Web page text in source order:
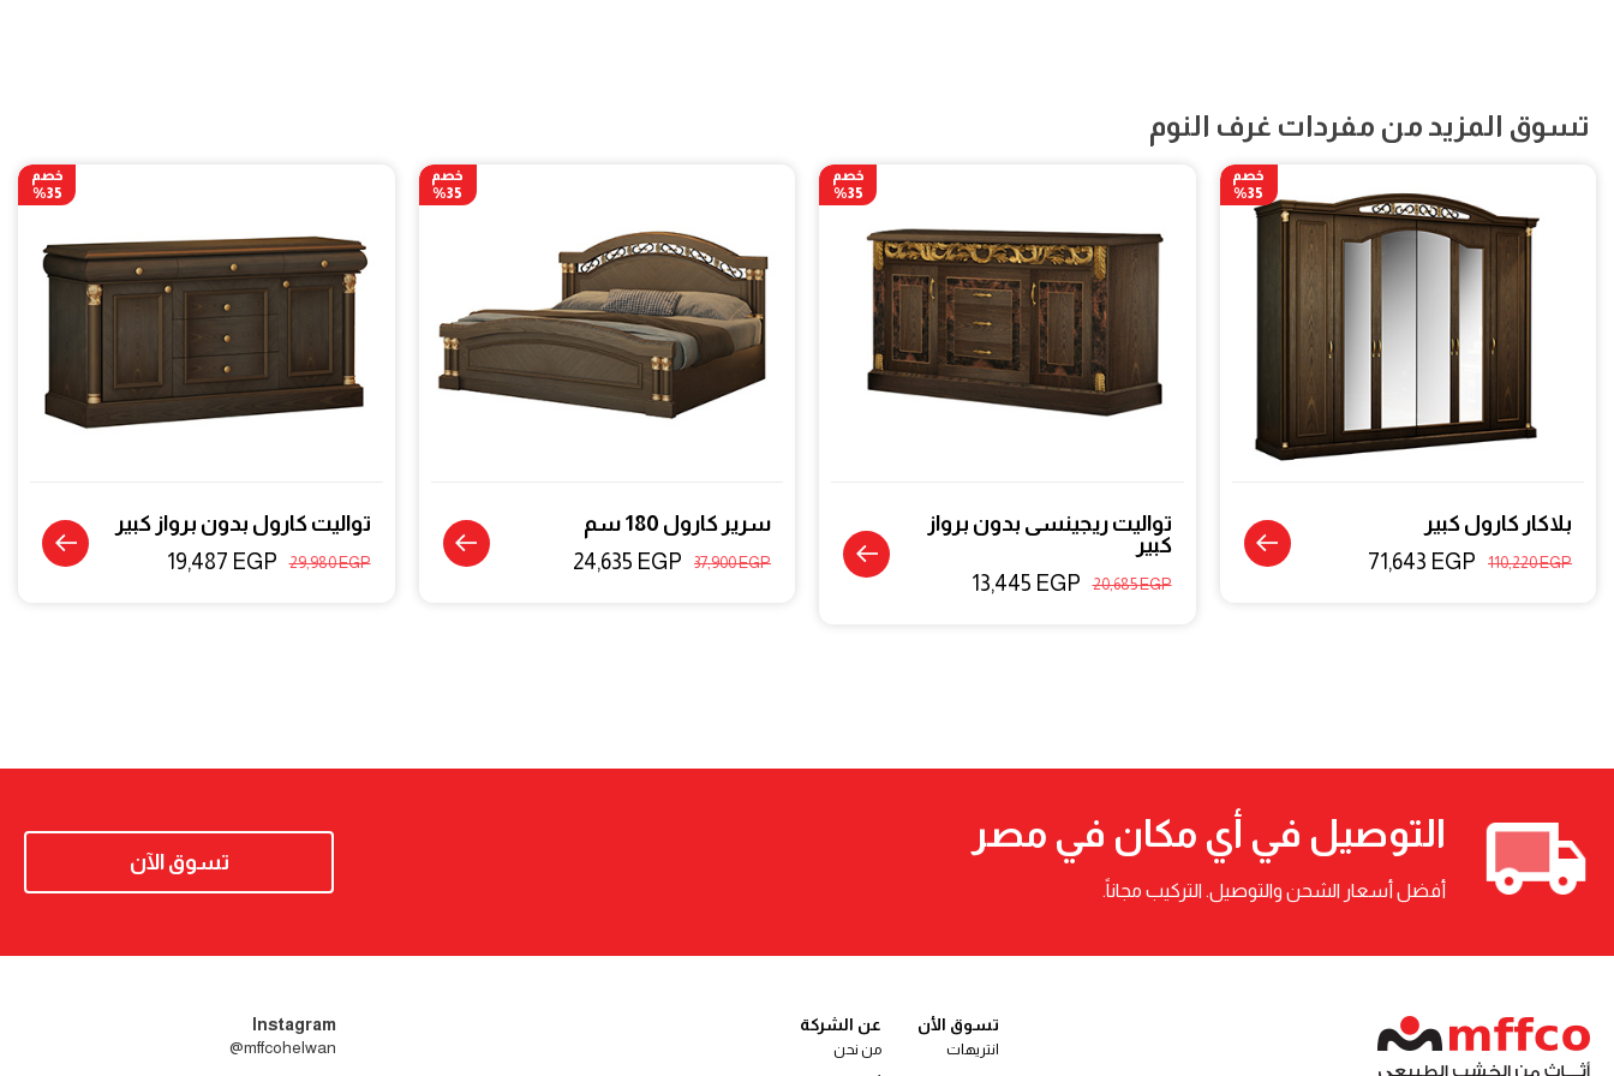
تسوق المزيد من مفردات غرف النوم
بلاكار كارول كبير
110,220EGP
71,643 EGP
خصم
35%
تواليت ريجينسى بدون برواز
كبير
20,685EGP
13,445 EGP
خصم
35%
سرير كارول 180 سم
37,900EGP
24,635 EGP
خصم
35%
تواليت كارول بدون برواز كبير
29,980EGP
19,487 EGP
خصم
35%
التوصيل في أي مكان في مصر
أفضل أسعار الشحن والتوصيل. التركيب مجاناً.
تسوق الآن
تسوق الأن
انتريهات
عن الشركة
من نحن
Instagram
mffcohelwan@